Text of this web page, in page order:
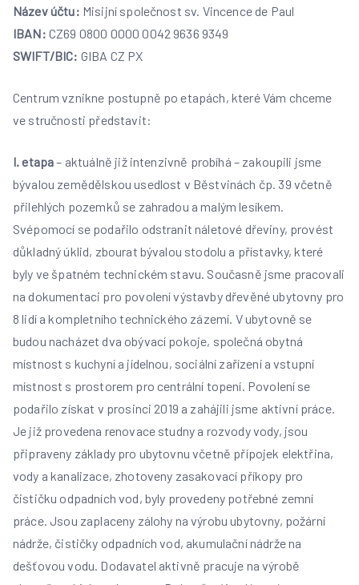
Název účtu: Misijní společnost sv. Vincence de Paul
IBAN: CZ69 0800 0000 0042 9636 9349
SWIFT/BIC: GIBA CZ PX
Centrum vznikne postupně po etapách, které Vám chceme
ve stručnosti představit:
I. etapa– aktuálně již intenzivně probíhá – zakoupili jsme
bývalou zemědělskou usedlost v Běstvinách čp. 39 včetně
přilehlých pozemků se zahradou a malým lesíkem.
Svépomocí se podařilo odstranit náletové dřeviny, provést
důkladný úklid, zbourat bývalou stodolu a přístavky, které
byly ve špatném technickém stavu. Současně jsme pracovali
na dokumentaci pro povolení výstavby dřevěné ubytovny pro
8 lidí a kompletního technického zázemí. V ubytovně se
budou nacházet dva obývací pokoje, společná obytná
místnost s kuchyní a jídelnou, sociální zařízení a vstupní
místnost s prostorem pro centrální topení. Povolení se
podařilo získat v prosinci 2019 a zahájili jsme aktivní práce.
Je již provedena renovace studny a rozvody vody, jsou
připraveny základy pro ubytovnu včetně přípojek elektřina,
vody a kanalizace, zhotoveny zasakovací příkopy pro
čističku odpadních vod, byly provedeny potřebné zemní
práce. Jsou zaplaceny zálohy na výrobu ubytovny, požární
nádrže, čističky odpadních vod, akumulační nádrže na
dešťovou vodu. Dodavatel aktivně pracuje na výrobě